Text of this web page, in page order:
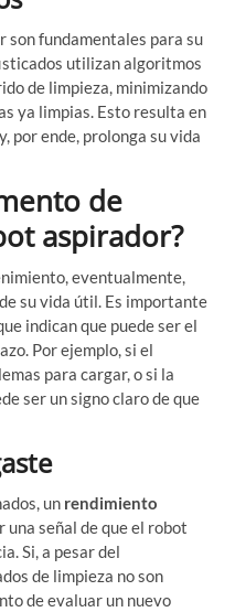
son fundamentales para su
utilizan algoritmos
de limpieza, minimizando
ya limpias. Esto resulta en
por ende, prolonga su vida
de
aspirador?
eventualmente,
su vida útil. Es importante
indican que puede ser el
Por ejemplo, si el
para cargar, o si la
ser un signo claro de que
un rendimiento
una señal de que el robot
Si, a pesar del
de limpieza no son
de evaluar un nuevo